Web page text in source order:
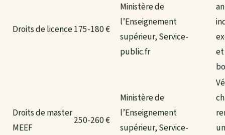
Droits de licence175-180 €
Ministère de
l’Enseignement
supérieur, Service-
public.fr
Droits de master
MEEF
250-260 €
Ministère de
l’Enseignement
supérieur, Service-